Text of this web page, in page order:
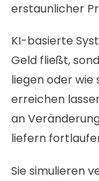
erstaunlicher
KI-basierte
Geld fließt,
liegen oder wie
erreichen
an
liefern
Sie simulieren